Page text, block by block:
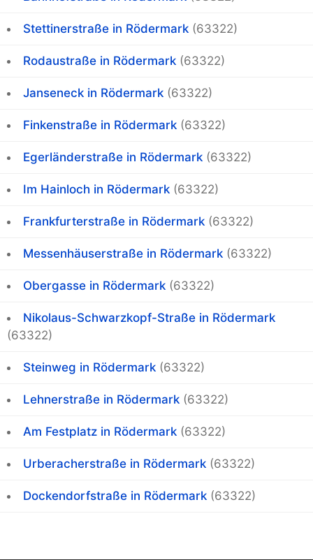
Stettinerstraße in Rödermark (63322)
Rodaustraße in Rödermark (63322)
Janseneck in Rödermark (63322)
Finkenstraße in Rödermark (63322)
Egerländerstraße in Rödermark (63322)
Im Hainloch in Rödermark (63322)
Frankfurterstraße in Rödermark (63322)
Messenhäuserstraße in Rödermark (63322)
Obergasse in Rödermark (63322)
Nikolaus-Schwarzkopf-Straße in Rödermark
(63322)
Steinweg in Rödermark (63322)
Lehnerstraße in Rödermark (63322)
Am Festplatz in Rödermark (63322)
Urberacherstraße in Rödermark (63322)
Dockendorfstraße in Rödermark (63322)